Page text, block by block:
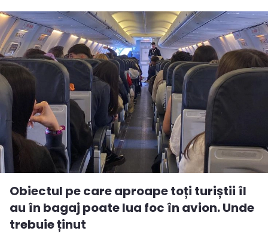
Obiectul pe care aproape toți turiștii îl
au în bagaj poate lua foc în avion. Unde
trebuie ținut